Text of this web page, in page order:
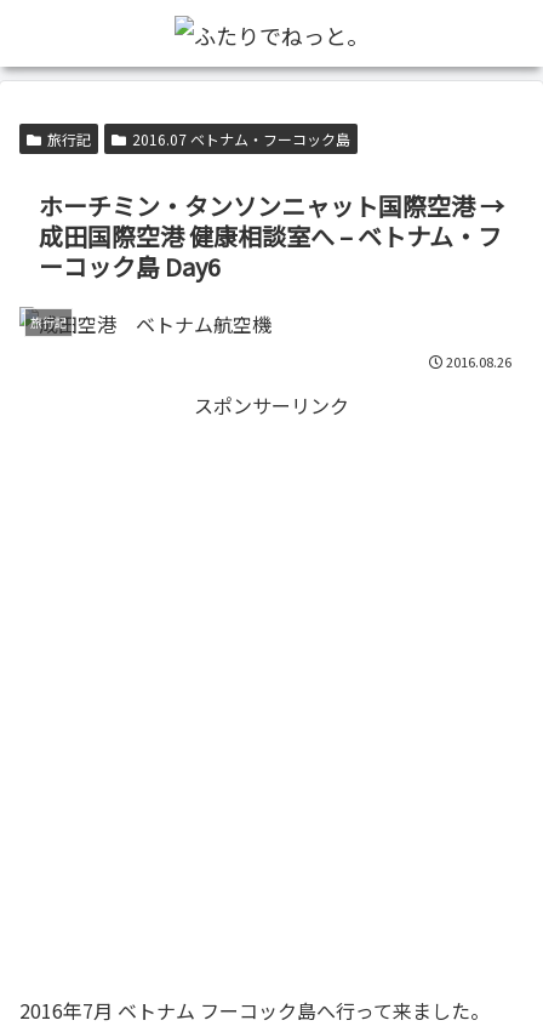
旅行記 2016.07 ベトナム・フーコック島
ホーチミン・タンソンニャット国際空港 →
成田国際空港 健康相談室へ – ベトナム・フ
ーコック島 Day6
旅行記
2016.08.26
スポンサーリンク
2016年7月 ベトナム フーコック島へ行って来ました。